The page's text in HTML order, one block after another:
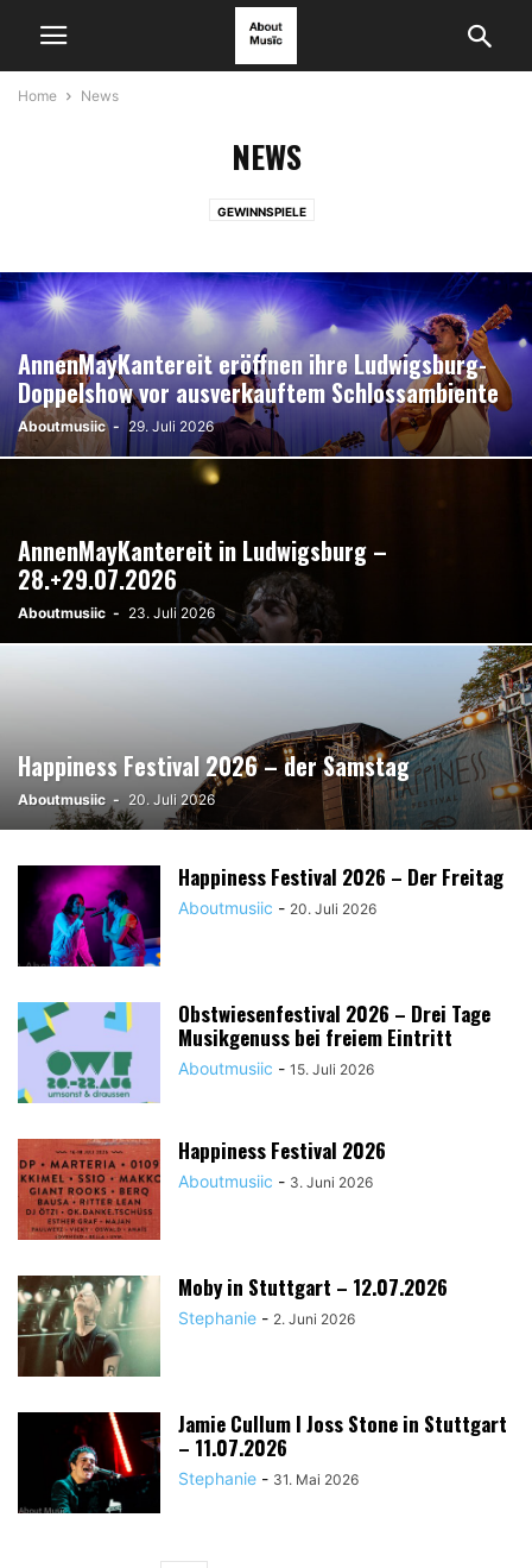
Home News
NEWS
GEWINNSPIELE
AnnenMayKantereit eröffnen ihre Ludwigsburg-
Doppelshow vor ausverkauftem Schlossambiente
Aboutmusiic - 29. Juli 2026
AnnenMayKantereit in Ludwigsburg –
28.+29.07.2026
Aboutmusiic - 23. Juli 2026
Happiness Festival 2026 – der Samstag
Aboutmusiic - 20. Juli 2026
Happiness Festival 2026 – Der Freitag
Aboutmusiic - 20. Juli 2026
Obstwiesenfestival 2026 – Drei Tage
Musikgenuss bei freiem Eintritt
Aboutmusiic - 15. Juli 2026
Happiness Festival 2026
Aboutmusiic - 3. Juni 2026
Moby in Stuttgart – 12.07.2026
Stephanie - 2. Juni 2026
Jamie Cullum I Joss Stone in Stuttgart
– 11.07.2026
Stephanie - 31. Mai 2026